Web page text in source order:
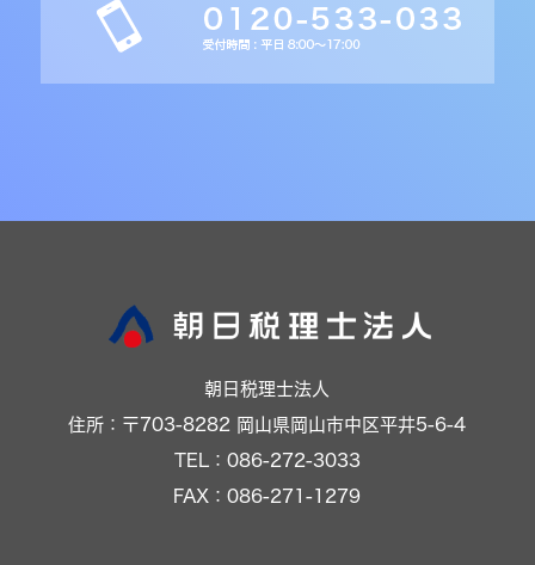
朝日税理士法人
住所：〒703-8282 岡山県岡山市中区平井5-6-4
TEL：086-272-3033
FAX：086-271-1279